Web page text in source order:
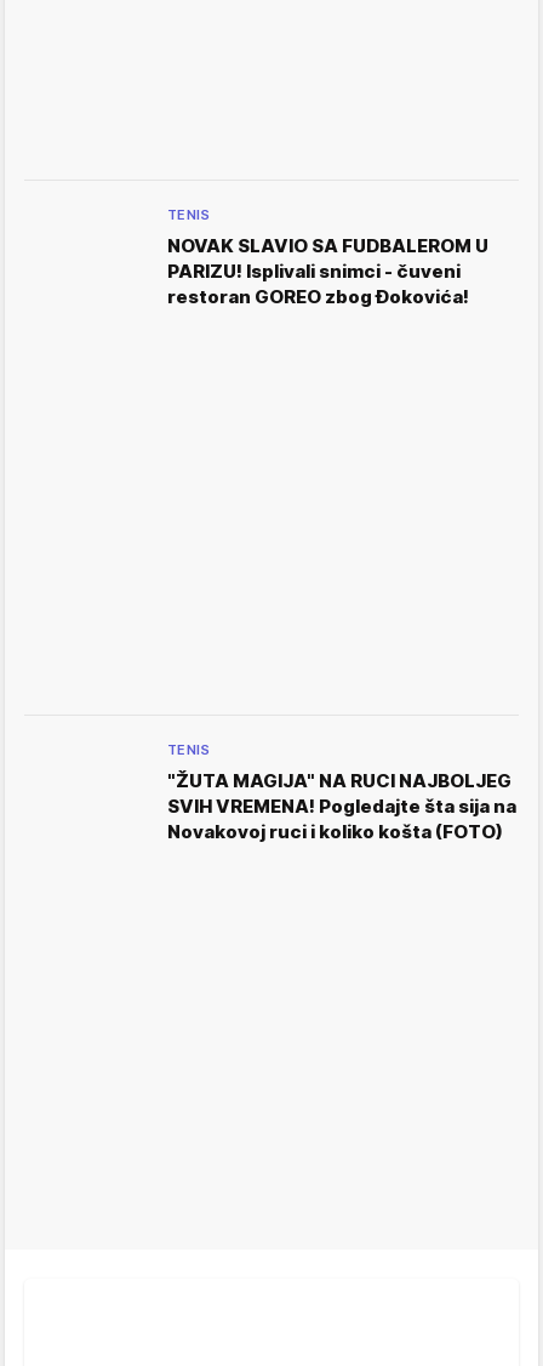
TENIS
NOVAK SLAVIO SA FUDBALEROM U
PARIZU! Isplivali snimci - čuveni
restoran GOREO zbog Đokovića!
TENIS
"ŽUTA MAGIJA" NA RUCI NAJBOLJEG
SVIH VREMENA! Pogledajte šta sija na
Novakovoj ruci i koliko košta (FOTO)